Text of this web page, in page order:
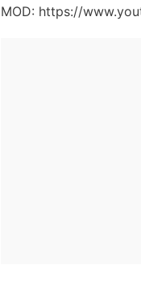
MOD: https://